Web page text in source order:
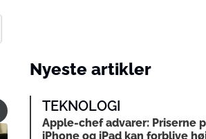
Nyeste artikler
TEKNOLOGI
Apple-chef advarer: Priserne
iPhone og iPad kan forblive